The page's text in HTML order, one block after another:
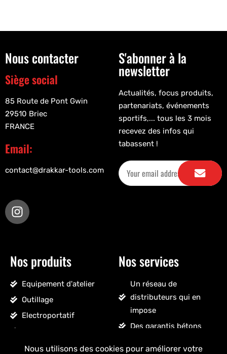
Nous contacter
Siège social
85 Route de Pont Gwin
29510 Briec
FRANCE
Email:
contact@drakkar-tools.com
S'abonner à la
newsletter
Actualités, focus produits,
partenariats, événements
sportifs,... tous les 3 mois
recevez des infos qui
tabassent !
Nos produits
Equipement d'atelier
Outillage
Electroportatif
Accessoires véhicules
Nos services
Un réseau de
distributeurs qui en
impose
Des garantis bétons